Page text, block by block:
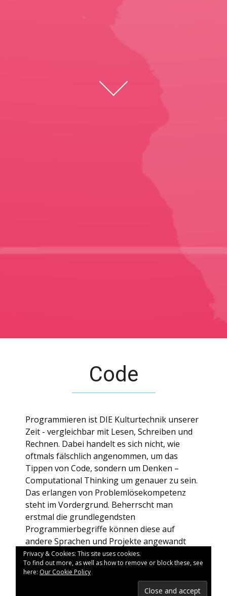
Code
Programmieren ist DIE Kulturtechnik unserer
Zeit - vergleichbar mit Lesen, Schreiben und
Rechnen. Dabei handelt es sich nicht, wie
oftmals fälschlich angenommen, um das
Tippen von Code, sondern um Denken –
Computational Thinking um genauer zu sein.
Das erlangen von Problemlösekompetenz
steht im Vordergrund. Beherrscht man
erstmal die grundlegendsten
Programmierbegriffe können diese auf
andere Sprachen und Projekte angewandt
werden. Man ist nie zu alt um
Programmierkenntnisse zu erlangen.
Privacy & Cookies: This site uses cookies.
To find out more, as well as how to remove or block these, see
here: Our Cookie Policy